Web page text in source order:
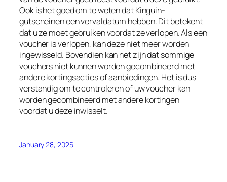
Ook is het goed om te weten dat Kinguin-
gutscheinen een vervaldatum hebben. Dit betekent
dat u ze moet gebruiken voordat ze verlopen. Als een
voucher is verlopen, kan deze niet meer worden
ingewisseld. Bovendien kan het zijn dat sommige
vouchers niet kunnen worden gecombineerd met
andere kortingsacties of aanbiedingen. Het is dus
verstandig om te controleren of uw voucher kan
worden gecombineerd met andere kortingen
voordat u deze inwisselt.
January 28, 2025